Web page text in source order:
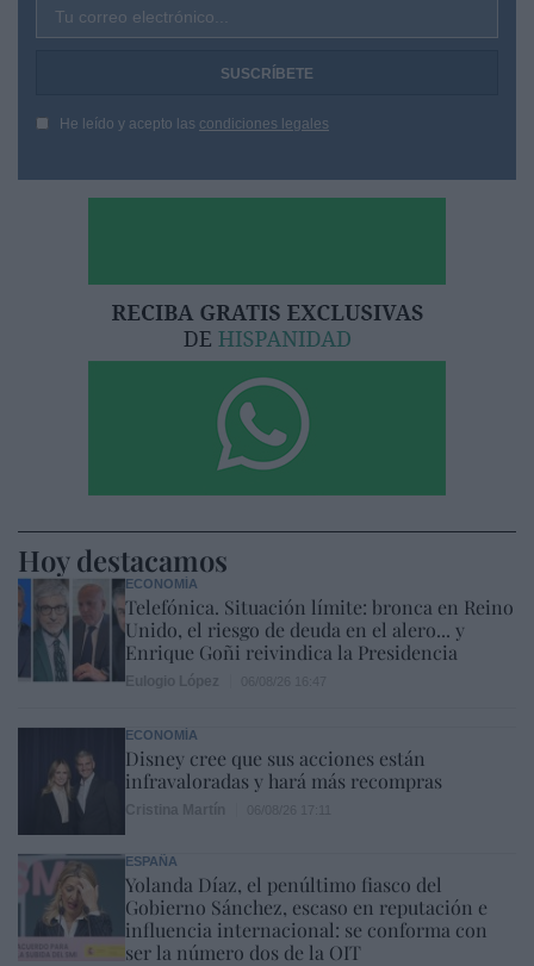
Tu correo electrónico...
He leído y acepto las condiciones legales
Hoy destacamos
ECONOMÍA
Telefónica. Situación límite: bronca en Reino
Unido, el riesgo de deuda en el alero... y
Enrique Goñi reivindica la Presidencia
ECONOMÍA
Disney cree que sus acciones están
infravaloradas y hará más recompras
ESPAÑA
Yolanda Díaz, el penúltimo fiasco del
Gobierno Sánchez, escaso en reputación e
influencia internacional: se conforma con
ser la número dos de la OIT